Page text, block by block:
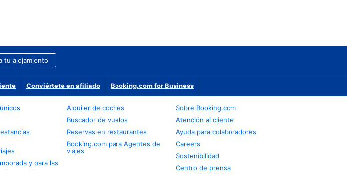
tu alojamiento
Conviértete en afiliado Booking.com for Business
y para las
Alquiler de coches
Buscador de vuelos
Reservas en restaurantes
Booking.com para Agentes de
viajes
Sobre Booking.com
Atención al cliente
Ayuda para colaboradores
Careers
Sostenibilidad
Centro de prensa